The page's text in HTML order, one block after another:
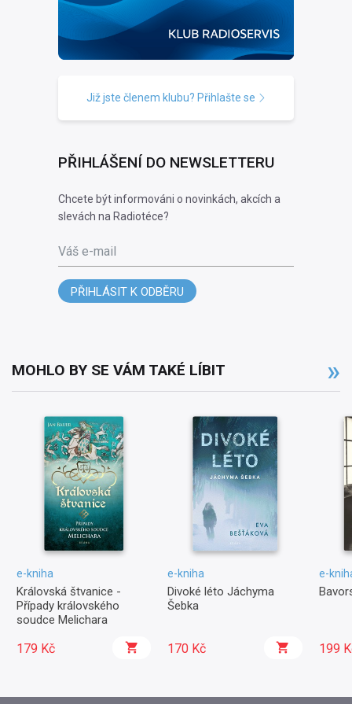
Již jste členem klubu? Přihlašte se
PŘIHLÁŠENÍ DO NEWSLETTERU
Chcete být informováni o novinkách, akcích a
slevách na Radiotéce?
Váš e-mail
PŘIHLÁSIT K ODBĚRU
MOHLO BY SE VÁM TAKÉ LÍBIT
e-kniha
Královská štvanice -
Případy královského
soudce Melichara
179 Kč
e-kniha
Divoké léto Jáchyma
Šebka
170 Kč
e-
199